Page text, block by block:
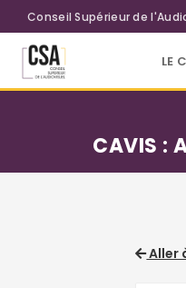
Aller au contenu principal
Conseil Supérieur de
LE
CAVIS :
Aller